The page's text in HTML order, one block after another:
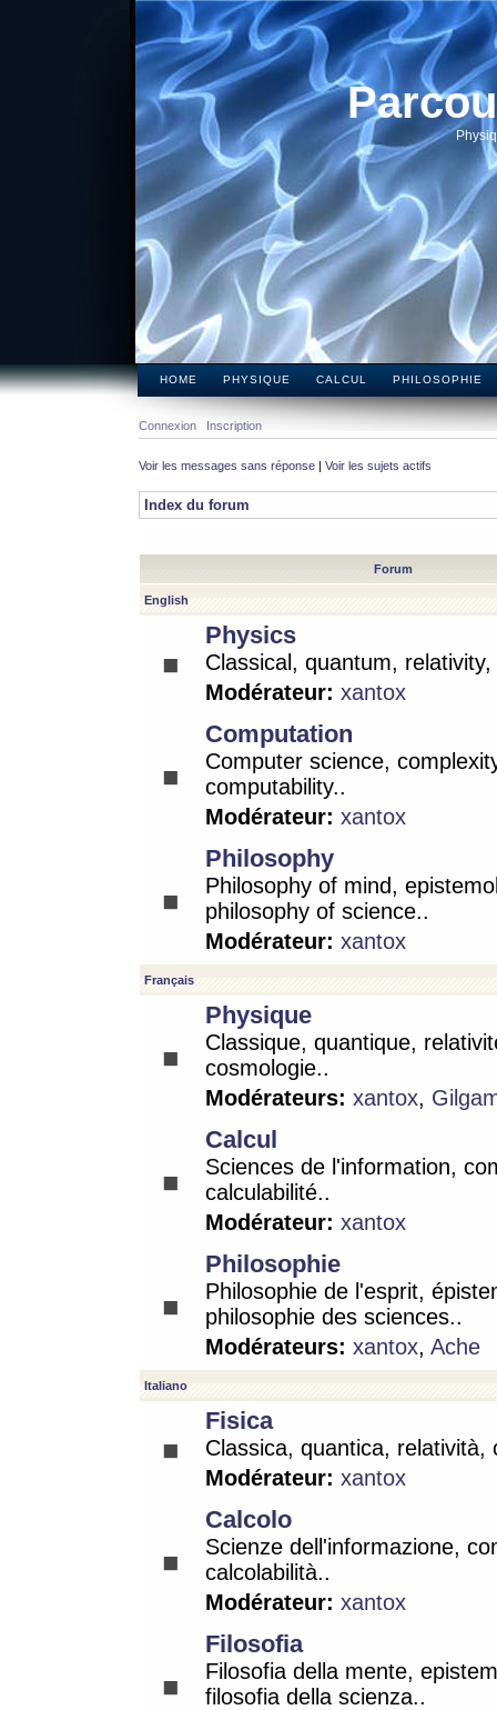
HOME PHYSIQUE CALCUL PHILOSOPHIE
Connexion Inscription
Voir les messages sans réponse | Voir les sujets actifs
Index du forum
Forum
English
Physics
Classical, quantum,
Modérateur: xantox
Computation
Computer science,
computability..
Modérateur: xantox
Philosophy
Philosophy of mind,
philosophy of science..
Modérateur: xantox
Français
Physique
Classique, quantique,
cosmologie..
Modérateurs: xantox,
Calcul
Sciences de l'information,
calculabilité..
Modérateur: xantox
Philosophie
Philosophie de l'esprit,
philosophie des sciences..
Modérateurs: xantox, Ache
Italiano
Fisica
Classica, quantica, relatività,
Modérateur: xantox
Calcolo
Scienze dell'informazione,
calcolabilità..
Modérateur: xantox
Filosofia
Filosofia della mente,
filosofia della scienza..